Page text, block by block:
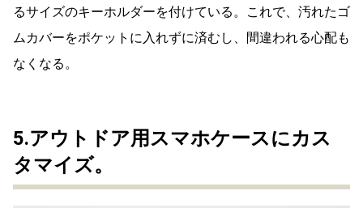
るサイズのキーホルダーを付けている。これで、汚れたゴ
ムカバーをポケットに入れずに済むし、間違われる心配も
なくなる。
5.アウトドア用スマホケースにカス
タマイズ。